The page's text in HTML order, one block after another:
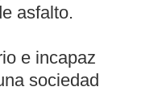
asfalto.
e incapaz
sociedad